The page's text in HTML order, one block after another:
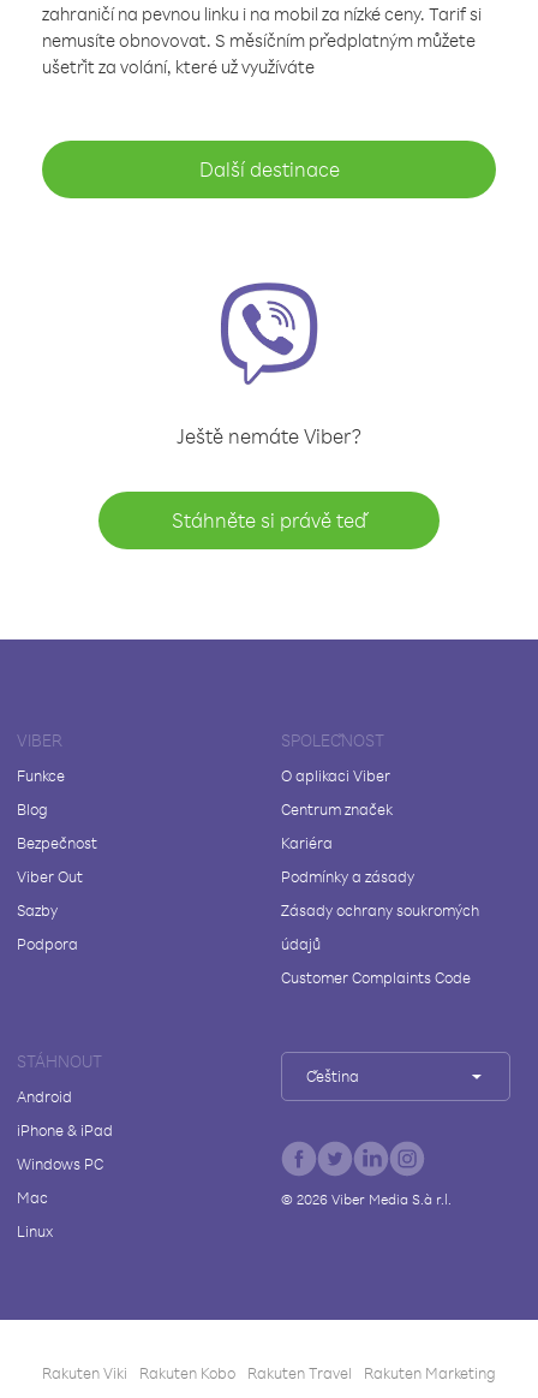
zahraničí na pevnou linku i na mobil za nízké ceny. Tarif si
nemusíte obnovovat. S měsíčním předplatným můžete
ušetřit za volání, které už využíváte
Další destinace
Ještě nemáte Viber?
Stáhněte si právě teď
VIBER
Funkce
Blog
Bezpečnost
Viber Out
Sazby
Podpora
SPOLEČNOST
O aplikaci Viber
Centrum značek
Kariéra
Podmínky a zásady
Zásady ochrany soukromých
údajů
Customer Complaints Code
STÁHNOUT
Android
iPhone & iPad
Windows PC
Mac
Linux
Čeština
© 2026Viber Media S.à r.l.
Rakuten Viki Rakuten Kobo Rakuten Travel Rakuten Marketing